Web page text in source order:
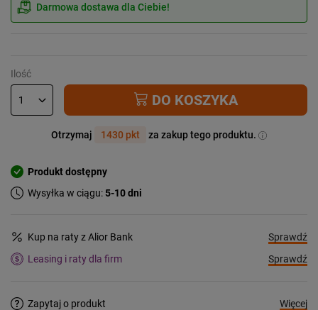
Darmowa dostawa dla Ciebie!
Ilość
DO KOSZYKA
Otrzymaj 1430 pkt za zakup tego produktu.
Produkt dostępny
Wysyłka w ciągu:5-10 dni
Kup na raty z Alior Bank
Sprawdź
Leasing i raty dla firm
Sprawdź
Zapytaj o produkt
Więcej